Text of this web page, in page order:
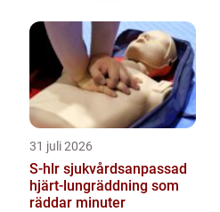
31 juli 2026
S-hlr sjukvårdsanpassad
hjärt-lungräddning som
räddar minuter